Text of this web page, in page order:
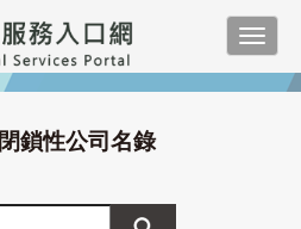
閉鎖性公司名錄